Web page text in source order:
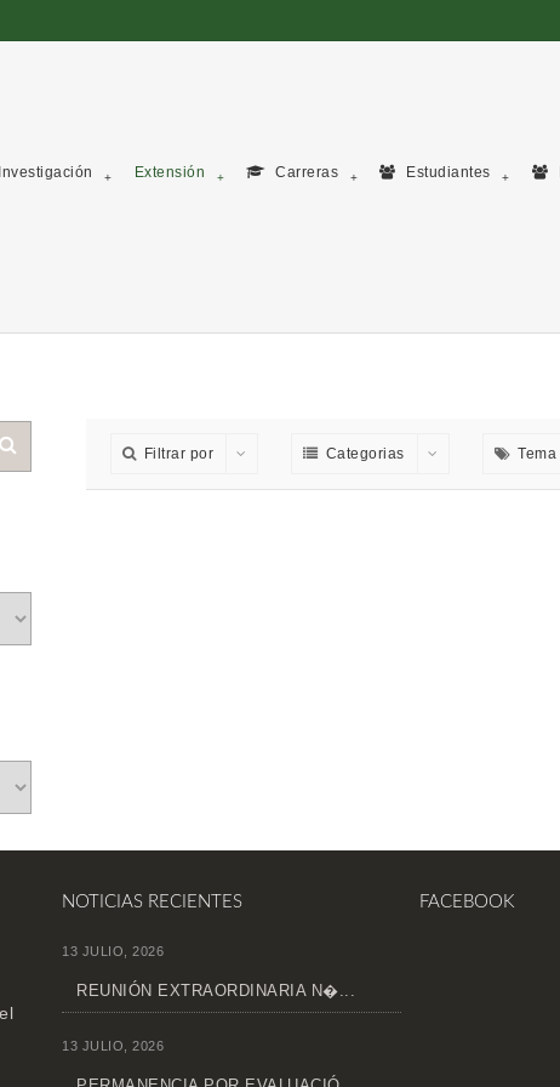
Investigación Extensión Carreras Estudiantes
Filtrar por Categorias Tema
NOTICIAS RECIENTES
13 JULIO, 2026
REUNIÓN EXTRAORDINARIA N�...
13 JULIO, 2026
FACEBOOK